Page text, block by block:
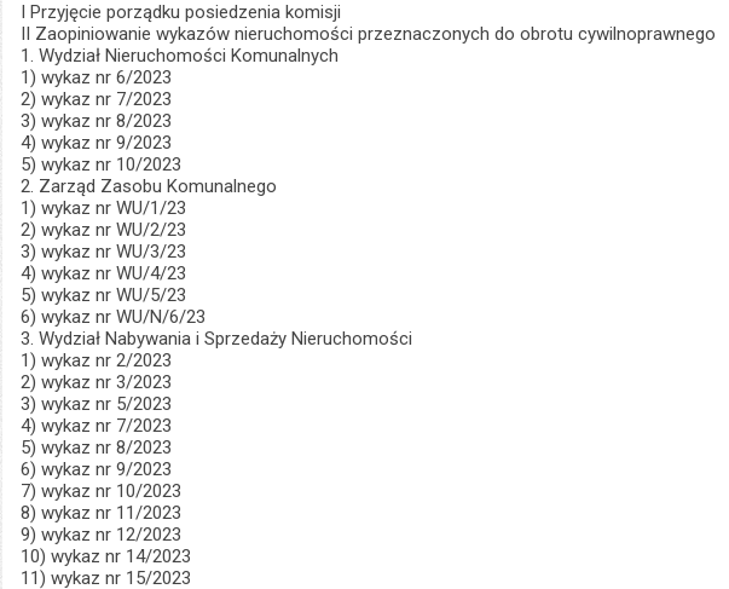
I Przyjęcie porządku posiedzenia komisji
II Zaopiniowanie wykazów nieruchomości przeznaczonych do obrotu cywilnoprawnego
1. Wydział Nieruchomości Komunalnych
1) wykaz nr 6/2023
2) wykaz nr 7/2023
3) wykaz nr 8/2023
4) wykaz nr 9/2023
5) wykaz nr 10/2023
2. Zarząd Zasobu Komunalnego
1) wykaz nr WU/1/23
2) wykaz nr WU/2/23
3) wykaz nr WU/3/23
4) wykaz nr WU/4/23
5) wykaz nr WU/5/23
6) wykaz nr WU/N/6/23
3. Wydział Nabywania i Sprzedaży Nieruchomości
1) wykaz nr 2/2023
2) wykaz nr 3/2023
3) wykaz nr 5/2023
4) wykaz nr 7/2023
5) wykaz nr 8/2023
6) wykaz nr 9/2023
7) wykaz nr 10/2023
8) wykaz nr 11/2023
9) wykaz nr 12/2023
10) wykaz nr 14/2023
11) wykaz nr 15/2023